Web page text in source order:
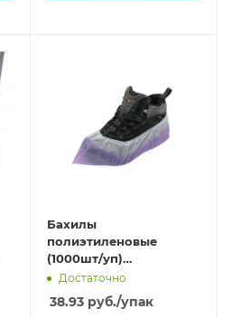
Бахилы
полиэтиленовые
(1000шт/уп)
MEDСЕРВИС СУПЕР 40
(40мкм) бело-
фиолетовый в
Достаточно
38.93руб./упак